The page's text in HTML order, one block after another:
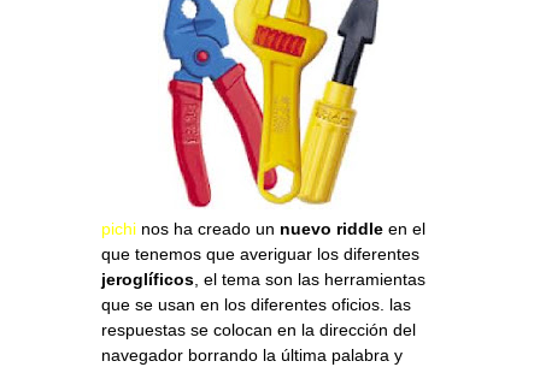
pichi nos ha creado un nuevo riddle en el
que tenemos que averiguar los diferentes
jeroglíficos, el tema son las herramientas
que se usan en los diferentes oficios. las
respuestas se colocan en la dirección del
navegador borrando la última palabra y